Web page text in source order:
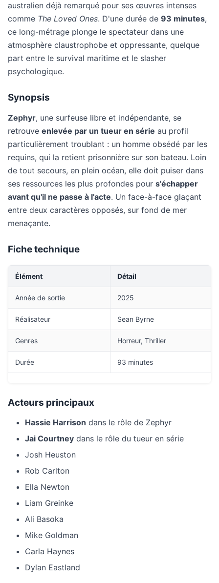
australien déjà remarqué pour ses œuvres intenses
comme The Loved Ones. D'une durée de 93 minutes,
ce long-métrage plonge le spectateur dans une
atmosphère claustrophobe et oppressante, quelque
part entre le survival maritime et le slasher
psychologique.
Synopsis
Zephyr, une surfeuse libre et indépendante, se
retrouve enlevée par un tueur en série au profil
particulièrement troublant : un homme obsédé par les
requins, qui la retient prisonnière sur son bateau. Loin
de tout secours, en plein océan, elle doit puiser dans
ses ressources les plus profondes pour s'échapper
avant qu'il ne passe à l'acte. Un face-à-face glaçant
entre deux caractères opposés, sur fond de mer
menaçante.
Fiche technique
Élément Détail
Année de sortie 2025
Réalisateur Sean Byrne
Genres Horreur, Thriller
Durée 93 minutes
Acteurs principaux
Hassie Harrison dans le rôle de Zephyr
Jai Courtney dans le rôle du tueur en série
Josh Heuston
Rob Carlton
Ella Newton
Liam Greinke
Ali Basoka
Mike Goldman
Carla Haynes
Dylan Eastland